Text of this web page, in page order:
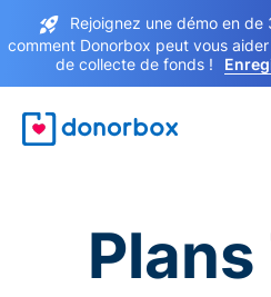
Rejoignez une démo en
comment Donorbox peut vous
de collecte de fonds !